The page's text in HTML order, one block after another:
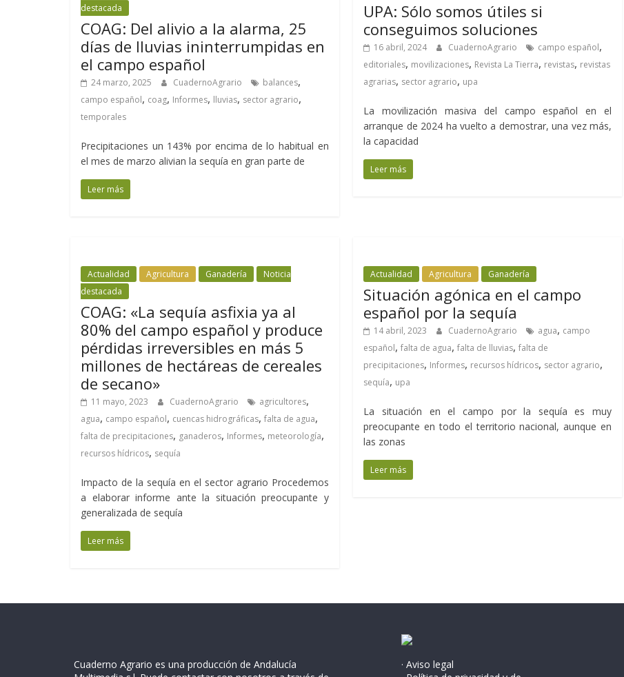
destacada
COAG: Del alivio a la alarma, 25
días de lluvias ininterrumpidas en
el campo español
24 marzo, 2025 CuadernoAgrario balances,
campo español, coag, Informes, lluvias, sector agrario,
temporales
Precipitaciones un 143% por encima de lo habitual en
el mes de marzo alivian la sequía en gran parte de
Leer más
UPA: Sólo somos útiles si
conseguimos soluciones
16 abril, 2024 CuadernoAgrario campo español,
editoriales, movilizaciones, Revista La Tierra, revistas, revistas
agrarias, sector agrario, upa
La movilización masiva del campo español en el
arranque de 2024 ha vuelto a demostrar, una vez más,
la capacidad
Leer más
Actualidad Agricultura Ganadería
Noticia
destacada
COAG: «La sequía asfixia ya al
80% del campo español y produce
pérdidas irreversibles en más 5
millones de hectáreas de cereales
de secano»
11 mayo, 2023 CuadernoAgrario agricultores,
agua, campo español, cuencas hidrográficas, falta de agua,
falta de precipitaciones, ganaderos, Informes, meteorología,
recursos hídricos, sequía
Impacto de la sequía en el sector agrario Procedemos
a elaborar informe ante la situación preocupante y
generalizada de sequía
Leer más
Actualidad Agricultura Ganadería
Situación agónica en el campo
español por la sequía
14 abril, 2023 CuadernoAgrario agua, campo
español,falta de agua,falta de lluvias,falta de
precipitaciones, Informes, recursos hídricos, sector agrario,
sequía, upa
La situación en el campo por la sequía es muy
preocupante en todo el territorio nacional, aunque en
las zonas
Leer más
Cuaderno Agrario es una producción de Andalucía
· Aviso legal